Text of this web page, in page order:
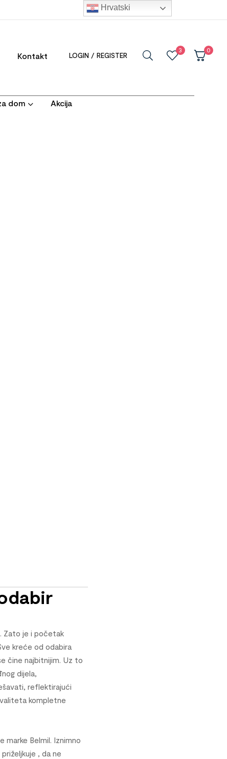
Kontakt LOGIN / REGISTER
3 0
dom Akcija
Zato je i početak
kreće od odabira
čine najbitnijim. Uz to
dijela,
reflektirajući
kompletne
marke Belmil. Iznimno
, da ne
Hrvatski